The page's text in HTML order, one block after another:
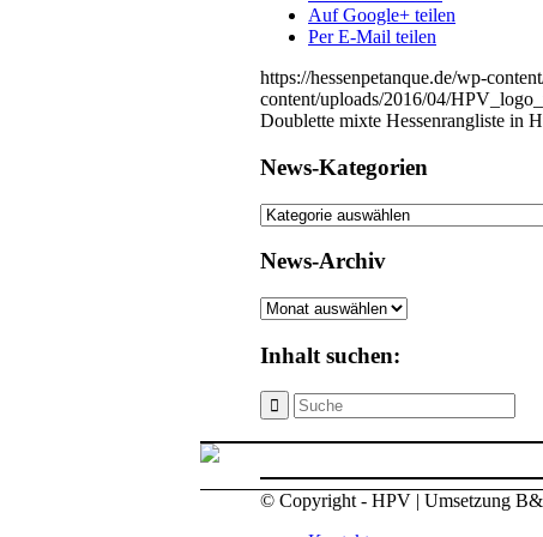
Auf Google+ teilen
Per E-Mail teilen
https://hessenpetanque.de/wp-
content/uploads/2016/04/
Doublette mixte Hessenrangliste in
News-Kategorien
News-
News-Archiv
News-
Inhalt suchen:
© Copyright - HPV | Umsetzung